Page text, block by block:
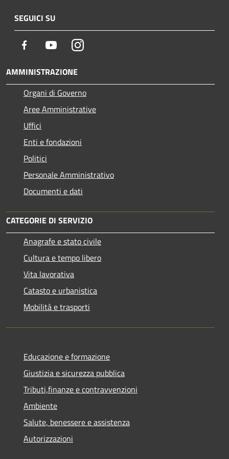
SEGUICI SU
Facebook YoutubeInstagram
AMMINISTRAZIONE
Organi di Governo
Aree Amministrative
Uffici
Enti e fondazioni
Politici
Personale Amministrativo
Documenti e dati
CATEGORIE DI SERVIZIO
Anagrafe e stato civile
Cultura e tempo libero
Vita lavorativa
Catasto e urbanistica
Mobilità e trasporti
Educazione e formazione
Giustizia e sicurezza pubblica
Tributi,finanze e contravvenzioni
Ambiente
Salute, benessere e assistenza
Autorizzazioni